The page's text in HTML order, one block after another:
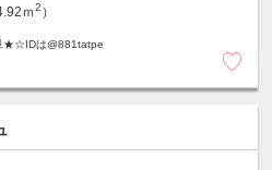
ｍ2 ）
★☆IDは@881tatpe